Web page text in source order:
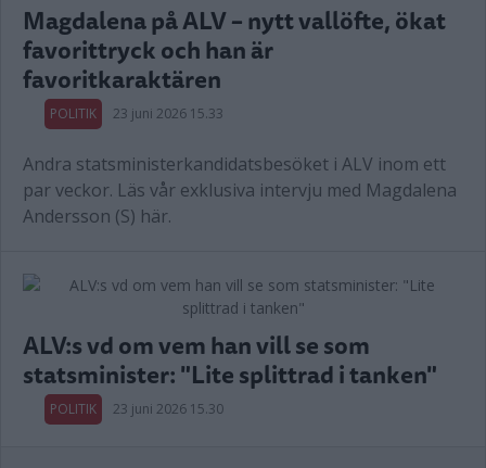
Magdalena på ALV – nytt vallöfte, ökat
favorittryck och han är
favoritkaraktären
POLITIK 23 juni 2026 15.33
Andra statsministerkandidatsbesöket i ALV inom ett
par veckor. Läs vår exklusiva intervju med Magdalena
Andersson (S) här.
ALV:s vd om vem han vill se som
statsminister: "Lite splittrad i tanken"
POLITIK 23 juni 2026 15.30